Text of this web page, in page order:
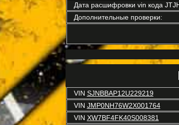
Дата расшифровки vin кода
Дополнительные проверки:
VIN SJNBBAP12U229219
VIN JMP0NH76W2X001764
VIN XW7BF4FK40S008381